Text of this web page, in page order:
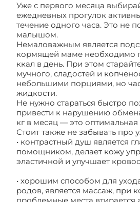
Уже с первого месяца
ежедневных прогулок
течение одного часа. Это не
малышом.
Немаловажным является
кормящей маме необходимо
ккал в день. При этом
мучного, сладостей и
небольшими порциями, но
жидкости.
Не нужно стараться быстро
привести к нарушению
кг в месяц — это оптимальная
Стоит также не забывать про
• контрастный душ является
помощником, делает кожу
эластичной и улучшает
• хорошим способом для
родов, является массаж, при